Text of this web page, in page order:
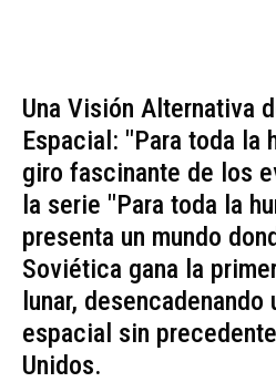
Una Visión Alternativa
Espacial: "Para toda la
giro fascinante de los
la serie "Para toda la
presenta un mundo
Soviética gana la
lunar, desencadenando
espacial sin
Unidos.